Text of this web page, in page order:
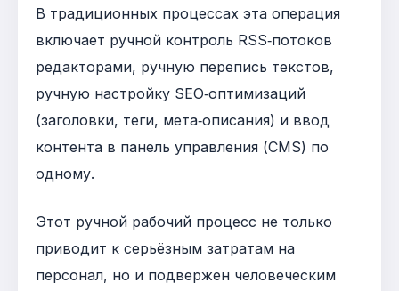
В традиционных процессах эта операция
включает ручной контроль RSS‑потоков
редакторами, ручную перепись текстов,
ручную настройку SEO‑оптимизаций
(заголовки, теги, мета‑описания) и ввод
контента в панель управления (CMS) по
одному.
Этот ручной рабочий процесс не только
приводит к серьёзным затратам на
персонал, но и подвержен человеческим